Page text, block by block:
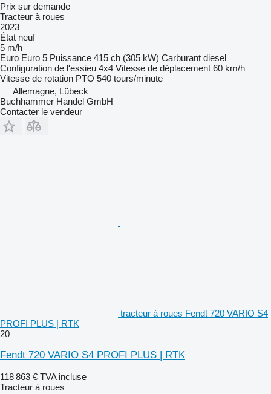
Prix sur demande
Tracteur à roues
2023
État neuf
5 m/h
Euro Euro 5 Puissance 415 ch (305 kW) Carburant diesel
Configuration de l'essieu 4x4 Vitesse de déplacement 60 km/h
Vitesse de rotation PTO 540 tours/minute
Allemagne, Lübeck
Buchhammer Handel GmbH
Contacter le vendeur
tracteur à roues Fendt 720 VARIO S4
PROFI PLUS | RTK
20
Fendt 720 VARIO S4 PROFI PLUS | RTK
118 863 € TVA incluse
Tracteur à roues